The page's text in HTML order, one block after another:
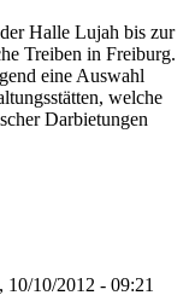
Halle Lujah bis zur
Treiben in Freiburg.
eine Auswahl
welche
Darbietungen
10/10/2012 - 09:21